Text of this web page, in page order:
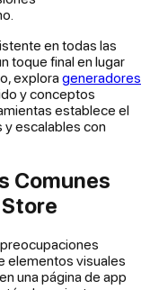
en todas las
toque final en lugar
explora generadores
y conceptos
establece el
y escalables con
Comunes
elementos visuales
una página de app